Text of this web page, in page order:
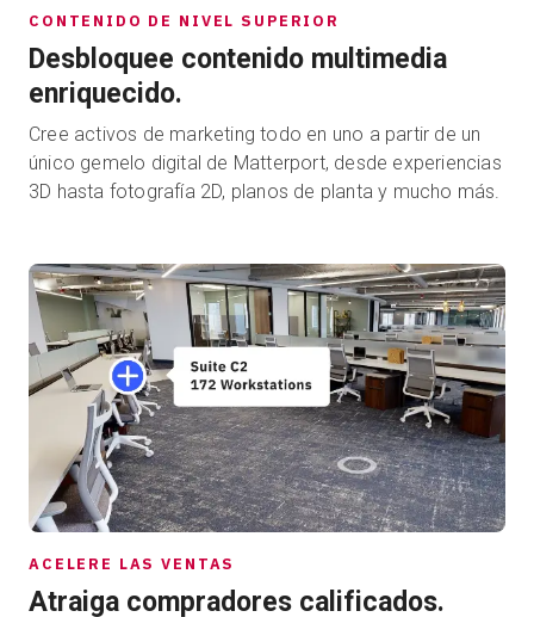
CONTENIDO DE NIVEL SUPERIOR
Desbloquee contenido multimedia
enriquecido.
Cree activos de marketing todo en uno a partir de un
único gemelo digital de Matterport, desde experiencias
3D hasta fotografía 2D, planos de planta y mucho más.
ACELERE LAS VENTAS
Atraiga compradores calificados.